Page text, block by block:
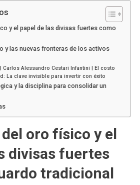
y el papel de las divisas fuertes como
y las nuevas fronteras de los activos
| Carlos Alessandro Cestari Infantini | El costo
La clave invisible para invertir con éxito
y la disciplina para consolidar un
oro físico y el
divisas fuertes
tradicional